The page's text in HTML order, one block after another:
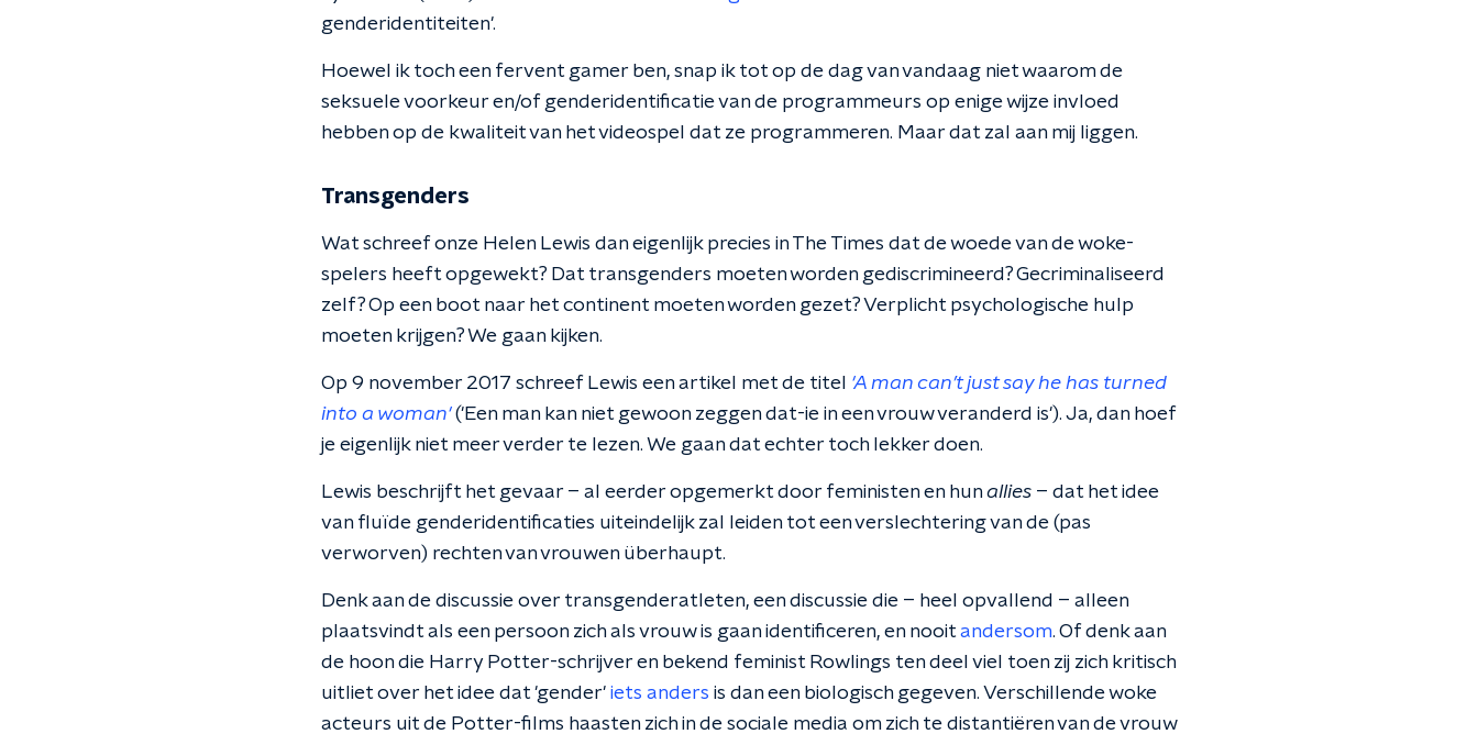
genderidentiteiten'.
Hoewel ik toch een fervent gamer ben, snap ik tot op de dag van vandaag niet waarom de
seksuele voorkeur en/of genderidentificatie van de programmeurs op enige wijze invloed
hebben op de kwaliteit van het videospel dat ze programmeren. Maar dat zal aan mij liggen.
Transgenders
Wat schreef onze Helen Lewis dan eigenlijk precies in The Times dat de woede van de woke-
spelers heeft opgewekt? Dat transgenders moeten worden gediscrimineerd? Gecriminaliseerd
zelf? Op een boot naar het continent moeten worden gezet? Verplicht psychologische hulp
moeten krijgen? We gaan kijken.
Op 9 november 2017 schreef Lewis een artikel met de titel 'A man can’t just say he has turned
into a woman'('Een man kan niet gewoon zeggen dat-ie in een vrouw veranderd is'). Ja, dan hoef
je eigenlijk niet meer verder te lezen. We gaan dat echter toch lekker doen.
Lewis beschrijft het gevaar – al eerder opgemerkt door feministen en hunallies – dat het idee
van fluïde genderidentificaties uiteindelijk zal leiden tot een verslechtering van de (pas
verworven) rechten van vrouwen überhaupt.
Denk aan de discussie over transgenderatleten, een discussie die – heel opvallend – alleen
plaatsvindt als een persoon zich als vrouw is gaan identificeren, en nooit andersom. Of denk aan
de hoon die Harry Potter-schrijver en bekend feminist Rowlings ten deel viel toen zij zich kritisch
uitliet over het idee dat 'gender' iets anders is dan een biologisch gegeven. Verschillende woke
acteurs uit de Potter-films haasten zich in de sociale media om zich te distantiëren van de vrouw